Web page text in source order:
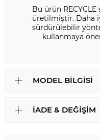
Bu ürün
üretilmiştir. Daha
sürdürülebilir
kullanmaya
MODEL BILGISI
İADE & DEĞIŞIM